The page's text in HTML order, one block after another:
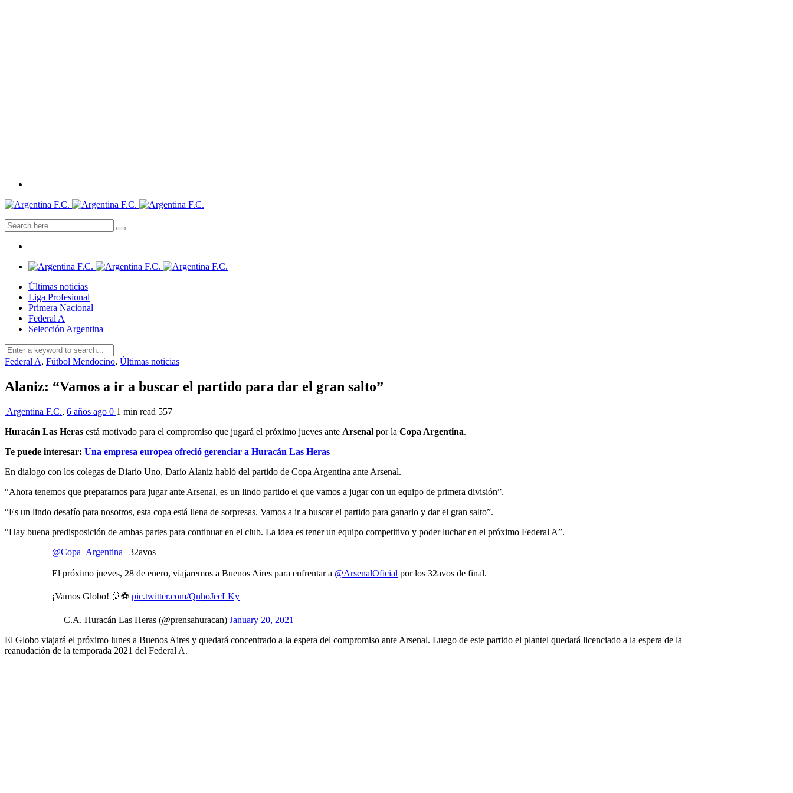
Últimas noticias
Liga Profesional
Primera Nacional
Federal A
Selección Argentina
Federal A, Fútbol Mendocino, Últimas noticias
Alaniz: “Vamos a ir a buscar el partido para dar el gran salto”
Argentina F.C., 6 años ago 0 1 min read 557
Huracán Las Heras está motivado para el compromiso que jugará el próximo jueves ante Arsenal por la Copa Argentina.
Te puede interesar: Una empresa europea ofreció gerenciar a Huracán Las Heras
En dialogo con los colegas de Diario Uno, Darío Alaniz habló del partido de Copa Argentina ante Arsenal.
“Ahora tenemos que prepararnos para jugar ante Arsenal, es un lindo partido el que vamos a jugar con un equipo de primera división”.
“Es un lindo desafío para nosotros, esta copa está llena de sorpresas. Vamos a ir a buscar el partido para ganarlo y dar el gran salto”.
“Hay buena predisposición de ambas partes para continuar en el club. La idea es tener un equipo competitivo y poder luchar en el próximo Federal A”.
@Copa_Argentina ⁩ | 32avos
El próximo jueves, 28 de enero, viajaremos a Buenos Aires para enfrentar a ⁦ @ArsenalOficial ⁩ por los 32avos de final.
¡Vamos Globo! 🎈⚽️ pic.twitter.com/QnhoJecLKy
— C.A. Huracán Las Heras (@prensahuracan) January 20, 2021
El Globo viajará el próximo lunes a Buenos Aires y quedará concentrado a la espera del compromiso ante Arsenal. Luego de este partido el plantel quedará licenciado a la espera de la
reanudación de la temporada 2021 del Federal A.